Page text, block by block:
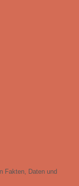
Fakten, Daten und